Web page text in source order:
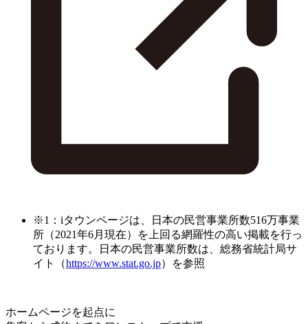
※1：iタウンページは、日本の民営事業所数516万事業
所（2021年6月現在）を上回る網羅性の高い掲載を行っ
ております。日本の民営事業所数は、総務省統計局サ
イト（https://www.stat.go.jp）を参照
ホームページを起点に